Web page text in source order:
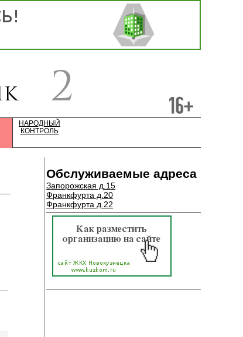
НАРОДНЫЙ
КОНТРОЛЬ
Обслуживаемые адреса
Запорожская д.15
Франкфурта д.20
Франкфурта д.22